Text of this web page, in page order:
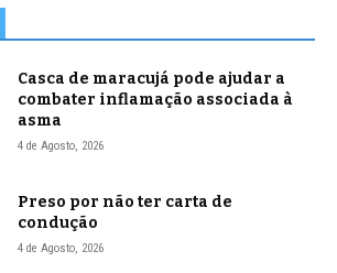
Casca de maracujá pode ajudar a
combater inflamação associada à
asma
4 de Agosto, 2026
Preso por não ter carta de
condução
4 de Agosto, 2026